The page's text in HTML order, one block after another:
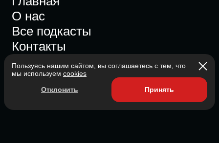
О нас
Все подкасты
Контакты
Состоит в ассоциации с 2023
Пользуясь нашим сайтом, вы соглашаетесь с тем, что
мы используем cookies
Отклонить Принять